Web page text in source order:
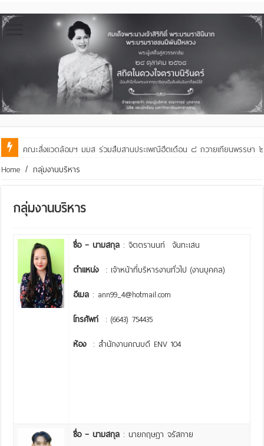
คณะสิ่งแวดล้อมฯ มมส ร่วมสืบสานประเพณีฮีตเดือน ๘ ถวายเทียนพรรษา ๒
Home / กลุ่มงานบริหาร
กลุ่มงานบริหาร
ชื่อ – นามสกุล : จิตตรานนท์ จันทะเสน
ตำแหน่ง: เจ้าหน้าที่บริหารงานทั่วไป (งานบุคคล)
อีเมล : ann99_4@hotmail.com
โทรศัพท์: (6643) 754435
ห้อง : สำนักงานคณบดี ENV 104
ชื่อ – นามสกุล :นายกฤษฎา จรัสกาย